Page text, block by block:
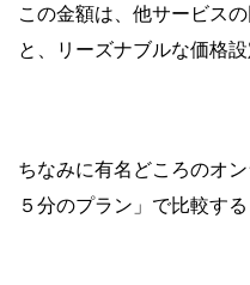
この金額は、他サービス
と、リーズナブルな価格設
ちなみに有名どころのオ
５分のプラン」で比較す